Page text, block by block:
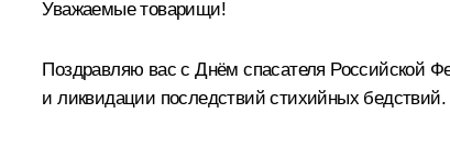
Уважаемые товарищи!
Поздравляю вас с Днём спасателя Российской
и ликвидации последствий стихийных бедствий.